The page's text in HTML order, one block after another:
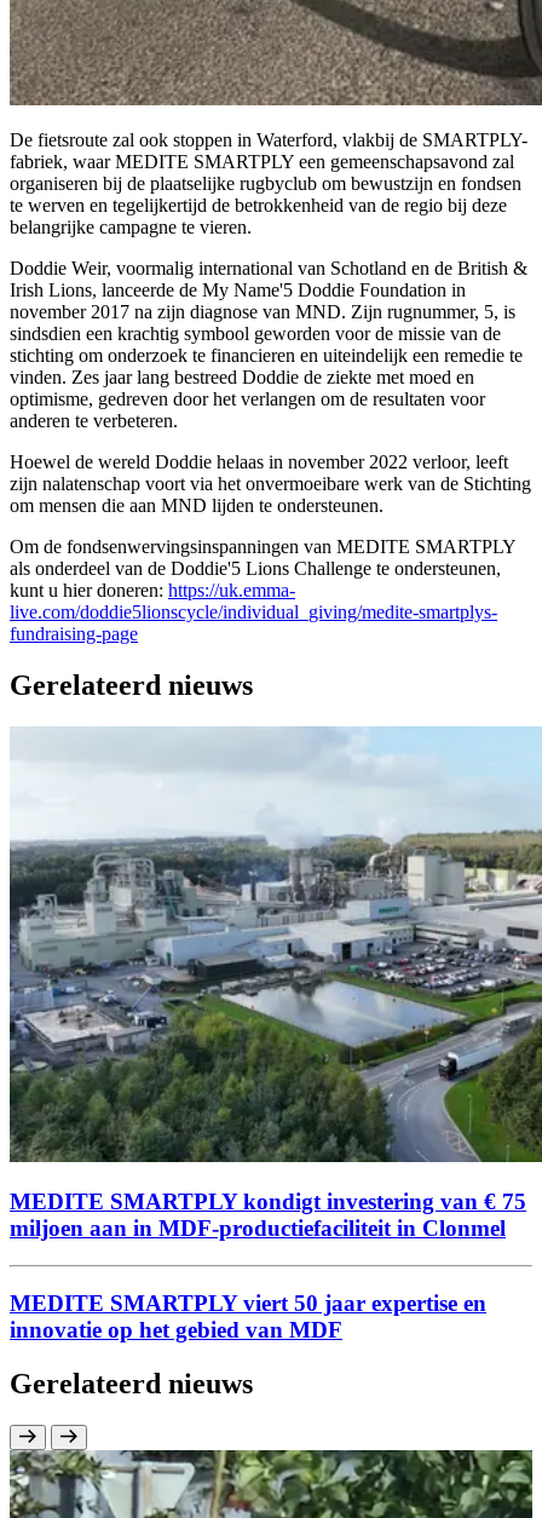
De fietsroute zal ook stoppen in Waterford, vlakbij de SMARTPLY-
fabriek, waar MEDITE SMARTPLY een gemeenschapsavond zal
organiseren bij de plaatselijke rugbyclub om bewustzijn en fondsen
te werven en tegelijkertijd de betrokkenheid van de regio bij deze
belangrijke campagne te vieren.
Doddie Weir, voormalig international van Schotland en de British &
Irish Lions, lanceerde de My Name'5 Doddie Foundation in
november 2017 na zijn diagnose van MND. Zijn rugnummer, 5, is
sindsdien een krachtig symbool geworden voor de missie van de
stichting om onderzoek te financieren en uiteindelijk een remedie te
vinden. Zes jaar lang bestreed Doddie de ziekte met moed en
optimisme, gedreven door het verlangen om de resultaten voor
anderen te verbeteren.
Hoewel de wereld Doddie helaas in november 2022 verloor, leeft
zijn nalatenschap voort via het onvermoeibare werk van de Stichting
om mensen die aan MND lijden te ondersteunen.
Om de fondsenwervingsinspanningen van MEDITE SMARTPLY
als onderdeel van de Doddie'5 Lions Challenge te ondersteunen,
kunt u hier doneren: https://uk.emma-
live.com/doddie5lionscycle/individual_giving/medite-smartplys-
fundraising-page
Gerelateerd nieuws
MEDITE SMARTPLY kondigt investering van € 75
miljoen aan in MDF-productiefaciliteit in Clonmel
MEDITE SMARTPLY viert 50 jaar expertise en
innovatie op het gebied van MDF
Gerelateerd nieuws